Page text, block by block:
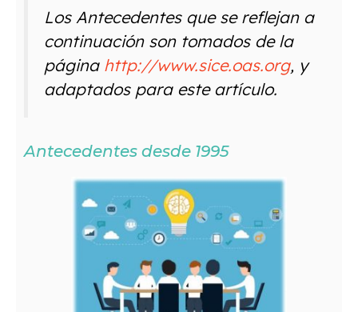
Los Antecedentes que se reflejan a
continuación son tomados de la
página http://www.sice.oas.org, y
adaptados para este artículo.
Antecedentes desde 1995